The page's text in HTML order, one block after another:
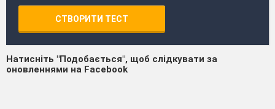
СТВОРИТИ ТЕСТ
Натисніть "Подобається", щоб слідкувати за
оновленнями на Facebook